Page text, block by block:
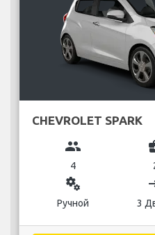
CHEVROLET SPARK
group
4
miscellaneous_services
Ручной 3